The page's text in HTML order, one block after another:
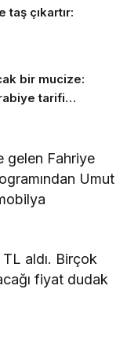
çıkartır:
bir mucize:
tarifi…
gelen Fahriye
Umut
aldı. Birçok
fiyat dudak